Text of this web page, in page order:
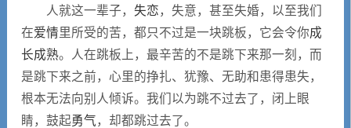
人就这一辈子， 失恋，失意，甚至失婚，以至我们
在爱情里所受的苦，都只不过是一块跳板，它会令你成
长成熟。人在跳板上，最辛苦的不是跳下来那一刻，而
是跳下来之前，心里的挣扎、犹豫、无助和患得患失，
根本无法向别人倾诉。我们以为跳不过去了，闭上眼
睛，鼓起勇气，却都跳过去了。